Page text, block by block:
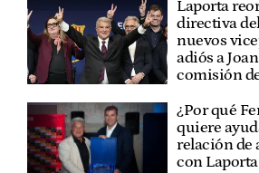
Laporta
directiva
nuevos
adiós a
comisión
¿Por qué
quiere
relación de
con Laporta